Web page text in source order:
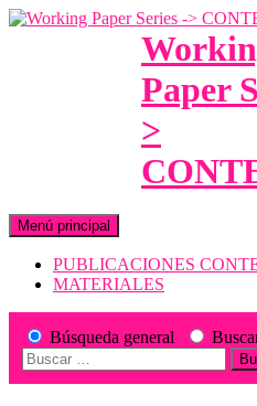
Paper
>
Menú principal
al
contenido
PUBLICACIONES
MATERIALES
Búsqueda general
Buscar: